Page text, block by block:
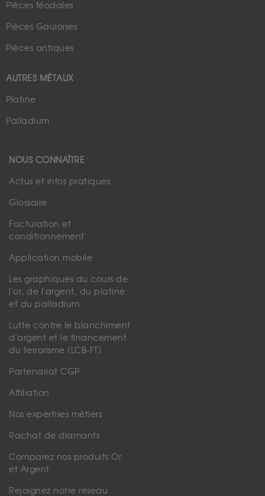
Pièces féodales
Pièces Gauloises
Pièces antiques
AUTRES MÉTAUX
Platine
Palladium
NOUS CONNAÎTRE
Actus et infos pratiques
Glossaire
Facturation et
conditionnement
Application mobile
Les graphiques du cours de
l'or, de l'argent, du platine
et du palladium
Lutte contre le blanchiment
d'argent et le financement
du terrorisme (LCB-FT)
Partenariat CGP
Affiliation
Nos expertises métiers
Rachat de diamants
Comparez nos produits Or
et Argent
Rejoignez notre réseau